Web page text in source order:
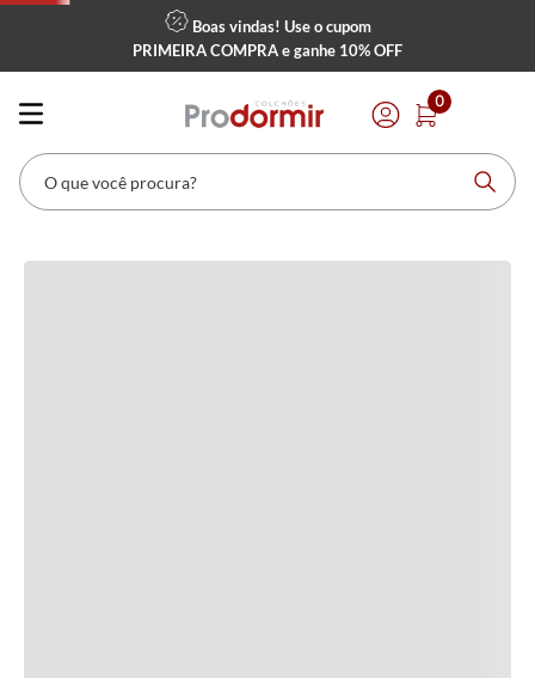
Boas vindas! Use o cupom
PRIMEIRA COMPRAe ganhe 10% OFF
0
O que você procura?
Avaliações
Carregando…
Faça login para escrever uma avaliação.